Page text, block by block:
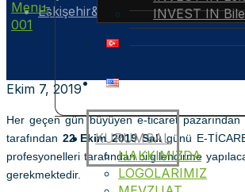
INVEST IN
KURUMSAL
HAKKIMIZDA
LOGOLARIMIZ
Eskişehir&#8217;de E-ticaret
Ekim 7, 2019
Her geçen gün büyüyen e-ticaret pazarından
tarafından22 Ekim 2019 Salıgünü E-
profesyonelleri tarafından bilgilendirme
gerekmektedir.